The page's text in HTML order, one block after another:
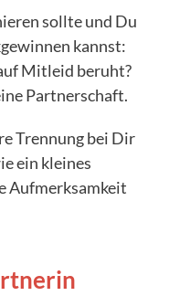
sollte und Du
kannst:
Mitleid beruht?
Partnerschaft.
Trennung bei Dir
ein kleines
Aufmerksamkeit